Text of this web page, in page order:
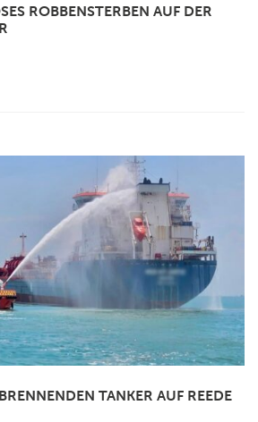
ROBBENSTERBEN AUF DER
TANKER AUF REEDE